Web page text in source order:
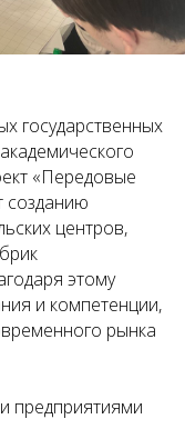
государственных
«Передовые
созданию
центров,
этому
и компетенции,
рынка
предприятиями